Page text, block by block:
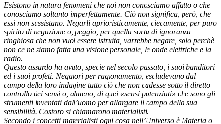
Esistono in natura fenomeni che noi non conosciamo affatto o che
conosciamo soltanto imperfettamente. Ciò non significa, però, che
essi non sussistano. Negarli aprioristicamente, ciecamente, per puro
spirito di negazione o, peggio, per quella sorta di ignoranza
ringhiosa che non vuol essere istruita, varrebbe negare, solo perchè
non ce ne siamo fatta una visione personale, le onde elettriche e la
radio.
Questo assurdo ha avuto, specie nel secolo passato, i suoi banditori
ed i suoi profeti. Negatori per ragionamento, escludevano dal
campo della loro indagine tutto ciò che non cadesse sotto il diretto
controllo dei sensi o, almeno, di quei «sensi potenziati» che sono gli
strumenti inventati dall’uomo per allargare il campo della sua
sensibilità. Costoro si chiamarono materialisti.
Secondo i concetti materialisti ogni cosa nell’Universo è Materia o